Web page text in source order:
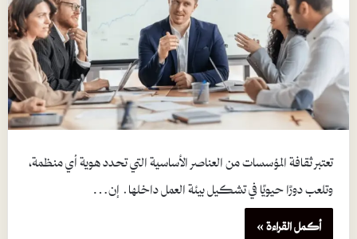
تعتبر ثقافة المؤسسات من العناصر الأساسية التي تحدد هوية أي منظمة،
وتلعب دورًا حيويًا في تشكيل بيئة العمل داخلها. إن…
أكمل القراءة »